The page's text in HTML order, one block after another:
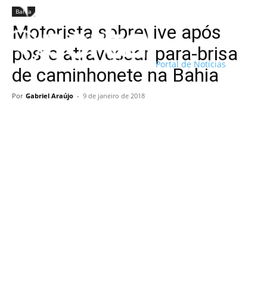
Portal de Notícias
Bahia
Motorista sobrevive após
poste atravessar para-brisa
de caminhonete na Bahia
Por Gabriel Araújo - 9 de janeiro de 2018